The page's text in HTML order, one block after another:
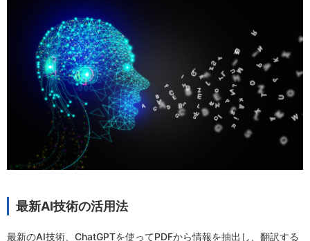
最新AI技術の活用法
最新のAI技術、ChatGPTを使ってPDFから情報を抽出し、翻訳する